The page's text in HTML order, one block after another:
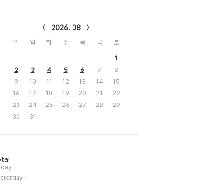
2026. 08
일 월 화 수 목 금 토
1
2
3 4 5 6 7
8
9
10 11 12 13 14
15
16
17 18 19 20 21
22
23
24 25 26 27 28
29
30
31
:
: